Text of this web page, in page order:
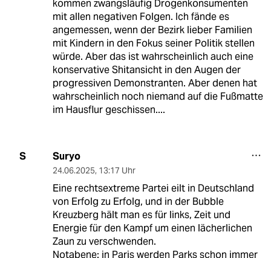
kommen zwangsläufig Drogenkonsumenten
mit allen negativen Folgen. Ich fände es
angemessen, wenn der Bezirk lieber Familien
mit Kindern in den Fokus seiner Politik stellen
würde. Aber das ist wahrscheinlich auch eine
konservative Shitansicht in den Augen der
progressiven Demonstranten. Aber denen hat
wahrscheinlich noch niemand auf die Fußmatte
im Hausflur geschissen....
S Suryo
24.06.2025, 13:17 Uhr
Eine rechtsextreme Partei eilt in Deutschland
von Erfolg zu Erfolg, und in der Bubble
Kreuzberg hält man es für links, Zeit und
Energie für den Kampf um einen lächerlichen
Zaun zu verschwenden.
Notabene: in Paris werden Parks schon immer